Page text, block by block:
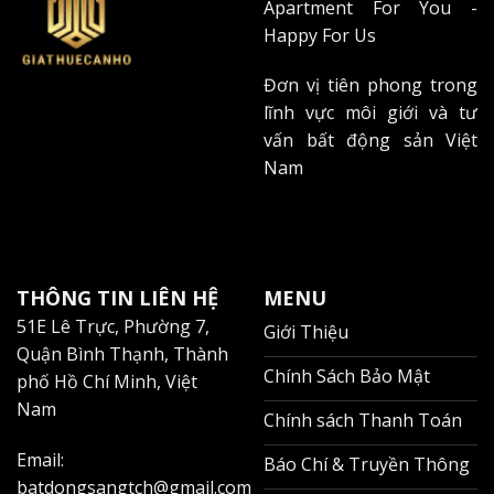
Penthouse không chỉ dành cho người siêu
giàu
Doanh nhân Thành Trung (40 tuổi) chia sẻ: "Ban đầu
tôi nghĩ penthouse chỉ dành cho giới siêu giàu. Nhưng
sau khi tư vấn với Giathuecanho, tôi nhận ra có nhiều
CHI PHÍ PENTHOUSE
Tiền thuê
+150%
Phí quản lý
+100%
Chuẩn
Chuẩn
Chi phí vận hành
Chuẩn
Apartment For You -
Happy For Us
Đơn vị tiên phong trong
lĩnh vực môi giới và tư
vấn bất động sản Việt
Nam
THÔNG TIN LIÊN HỆ
51E Lê Trực, Phường 7,
Quận Bình Thạnh, Thành
phố Hồ Chí Minh, Việt
Nam
Email:
batdongsangtch@gmail.com
MENU
Giới Thiệu
Chính Sách Bảo Mật
Chính sách Thanh Toán
Báo Chí & Truyền Thông